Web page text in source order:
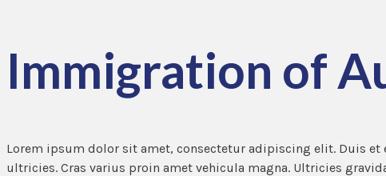
Immigration of
Lorem ipsum dolor sit amet, consectetur adipiscing elit. Duis
ultricies. Cras varius proin amet vehicula magna. Ultricies